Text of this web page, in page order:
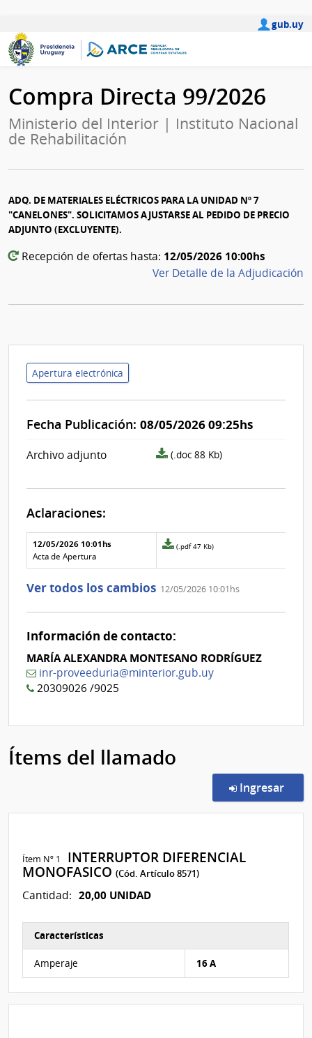
gub.uy
Compra Directa 99/2026
Ministerio del Interior | Instituto Nacional
de Rehabilitación
ADQ. DE MATERIALES ELÉCTRICOS PARA LA UNIDAD Nº 7
"CANELONES". SOLICITAMOS AJUSTARSE AL PEDIDO DE PRECIO
ADJUNTO (EXCLUYENTE).
Recepción de ofertas hasta: 12/05/2026 10:00hs
Ver Detalle de la Adjudicación
Apertura electrónica
Fecha Publicación: 08/05/2026 09:25hs
Archivo adjunto
archivo
(.doc 88 Kb)
Aclaraciones:
Aclaraciones del llamado
Fecha y
texto de
la
Archivo
de la
12/05/2026 10:01hs
Acta de Apertura
Archivo
de
aclaración
0
(.pdf 47 Kb)
Ver todos los cambios 12/05/2026 10:01hs
Información de contacto:
MARÍA ALEXANDRA MONTESANO RODRÍGUEZ
inr-proveeduria@minterior.gub.uy
20309026 /9025
Ítems del llamado
Ingresar
Ítem Nº 1
INTERRUPTOR DIFERENCIAL
MONOFASICO(Cód. Artículo 8571)
Cantidad: 20,00 UNIDAD
Características
Amperaje 16 A